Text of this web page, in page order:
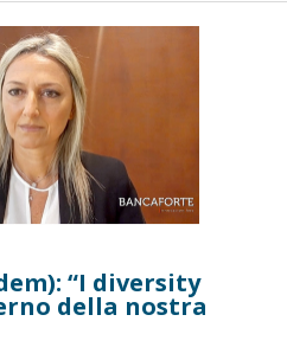
“I diversity
della nostra